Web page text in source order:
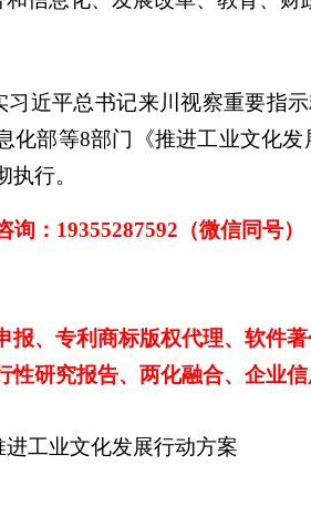
习近平总书记来川视察重要指
化部等8部门《推进工业文化
行。
询：19355287592 （微信同号）
报、专利商标版权代理、软件
性研究报告、两化融合、企业
工业文化发展行动方案